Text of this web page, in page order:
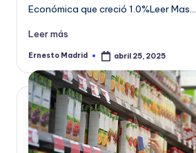
Económica que creció 1.0%Leer Mas…
Leer más
Publicado
Ernesto Madrid abril 25, 2025